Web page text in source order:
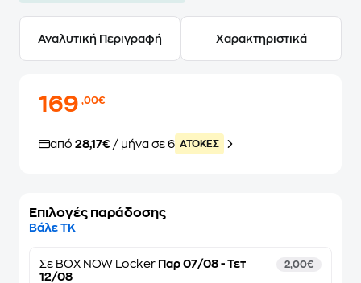
Αναλυτική Περιγραφή Χαρακτηριστικά
169,00€
από 28,17€ / μήνα σε 6 ATOKEΣ
Επιλογές παράδοσης
Βάλε ΤΚ
Σε BOX NOW Locker Παρ 07/08 - Τετ
12/08
2,00€